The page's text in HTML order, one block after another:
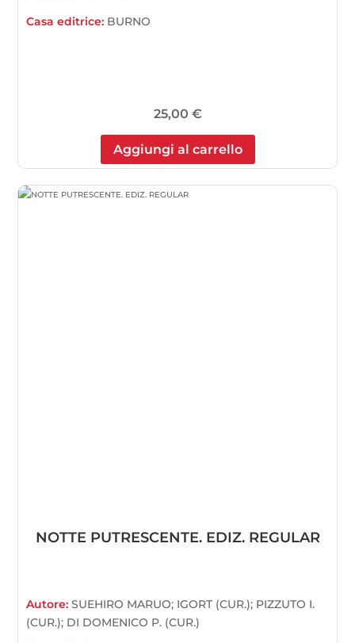
Casa editrice: BURNO
25,00 €
Aggiungi al carrello
NOTTE PUTRESCENTE. EDIZ. REGULAR
Autore:SUEHIRO MARUO; IGORT (CUR.); PIZZUTO I.
(CUR.); DI DOMENICO P. (CUR.)